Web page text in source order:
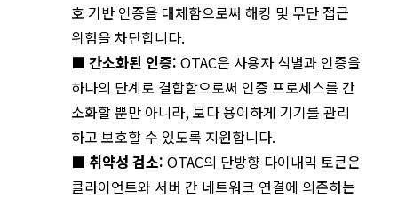
호 기반 인증을 대체함으로써 해킹 및 무단 접근
위험을 차단합니다.
■ 간소화된 인증: OTAC은 사용자 식별과 인증을
하나의 단계로 결합함으로써 인증 프로세스를 간
소화할 뿐만 아니라, 보다 용이하게 기기를 관리
하고 보호할 수 있도록 지원합니다.
■ 취약성 검소: OTAC의 단방향 다이내믹 토큰은
클라이언트와 서버 간 네트워크 연결에 의존하는